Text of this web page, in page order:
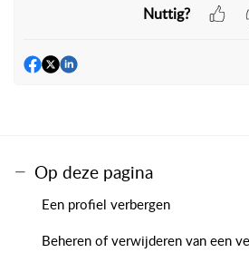
Nuttig?
Op deze pagina
Een profiel verbergen
Beheren of verwijderen van een